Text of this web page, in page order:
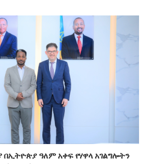
ዓለም አቀፍ የሃዋላ አገልግሎትን